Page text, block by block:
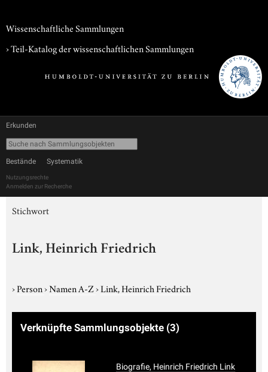
Wissenschaftliche Sammlungen
› Teil-Katalog der wissenschaftlichen Sammlungen
Erkunden
Bestände Systematik
Nutzungsrechte
Anmelden zur Recherche
Stichwort
Link, Heinrich Friedrich
›Person›Namen A-Z›Link, Heinrich Friedrich
Verknüpfte Sammlungsobjekte (3)
Biografie, Heinrich Friedrich Link